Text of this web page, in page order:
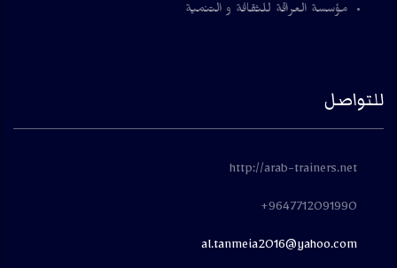
مؤسسة العراقة للثقافة و التنمية
للتواصل
http://arab-trainers.net
9647712091990+
al.tanmeia2016@yahoo.com